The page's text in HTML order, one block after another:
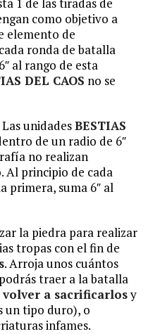
como objetivo a
elemento de
ronda de batalla
al rango de esta
DEL CAOS no se
Las unidadesBESTIAS
de un radio de 6″
no realizan
Al principio de cada
primera, suma 6″ al
la piedra para realizar
tropas con el fin de
. Arroja unos cuántos
traer a la batalla
volver a sacrificarlosy
un tipo duro), o
infames.